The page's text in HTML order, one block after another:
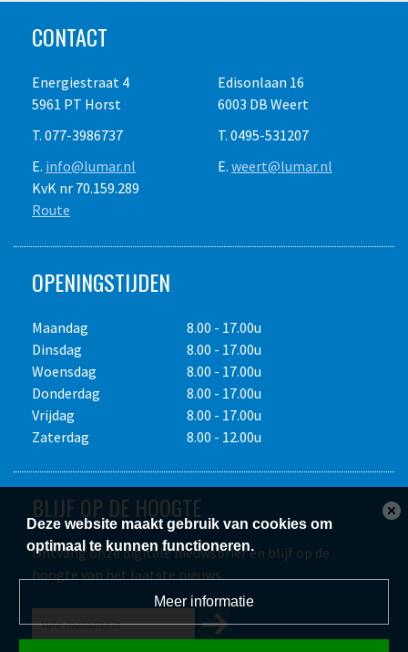
CONTACT
Energiestraat 4
5961 PT Horst
T. 077-3986737
E. info@lumar.nl
Edisonlaan 16
6003 DB Weert
T. 0495-531207
E. weert@lumar.nl
KvK nr 70.159.289
Route
OPENINGSTIJDEN
Maandag
Dinsdag
Woensdag
Donderdag
Vrijdag
Zaterdag
8.00 - 17.00u
8.00 - 17.00u
8.00 - 17.00u
8.00 - 17.00u
8.00 - 17.00u
8.00 - 12.00u
BLIJF OP DE HOOGTE
Ontvang onze digitale nieuwsbrief en blijf op de
hoogte van het laatste nieuws.
Deze website maakt gebruik van cookies om
optimaal te kunnen functioneren.
Meer informatie